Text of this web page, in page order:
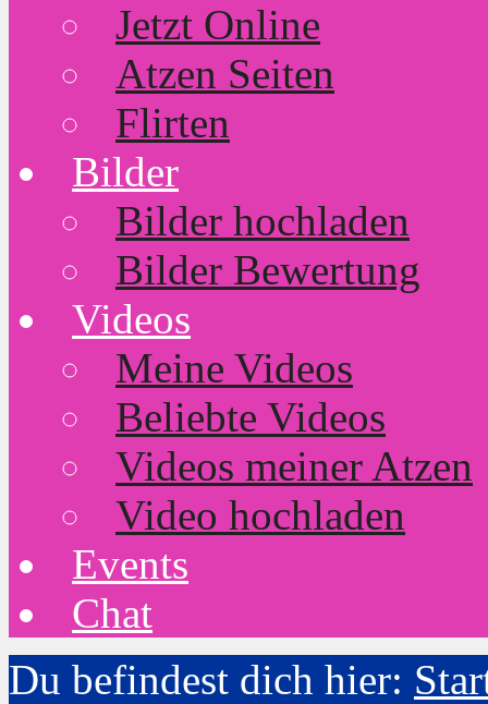
Jetzt Online
Atzen Seiten
Flirten
Bilder
Bilder hochladen
Bilder Bewertung
Videos
Meine Videos
Beliebte Videos
Videos meiner Atzen
Video hochladen
Events
Chat
Du befindest dich hier: